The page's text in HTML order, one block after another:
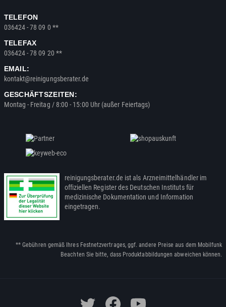
TELEFON
036424 - 78 09 0 **
TELEFAX
036424 - 78 09 20 **
EMAIL:
kontakt@reinigungsberater.de
GESCHÄFTSZEITEN:
Montag - Freitag / 8:00 - 15:00 Uhr (außer Feiertags)
reinigungsberater.de ist als Arzneimittelhändler im
offiziellen Register des Deutschen Instituts für
medizinische Dokumentation und Information
eingetragen.
** Gebühren gemäß Ihres Festnetzvertrages, ggf. andere Preise aus dem Mobilfunk
Beachten Sie bitte, dass Produktabbildungen abweichen können.